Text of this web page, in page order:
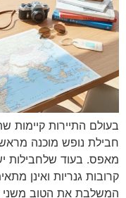
בעולם התיירות קיימות
חבילת נופש מוכנה
מאפס. בעוד שלחבילות
קרובות גנריות ואינן
המשלבת את הטוב משני